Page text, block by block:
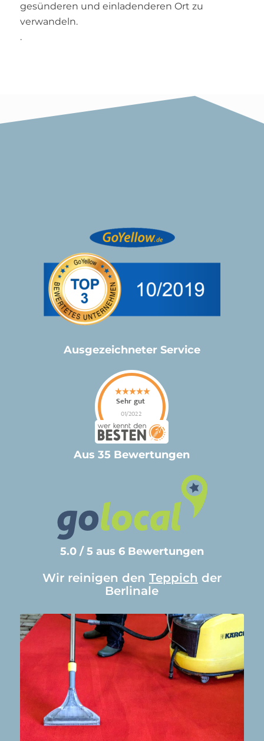
gesünderen und einladenderen Ort zu
verwandeln.
.
Ausgezeichneter Service
Aus 35 Bewertungen
5.0 / 5 aus 6 Bewertungen
Wir reinigen den Teppich der
Berlinale